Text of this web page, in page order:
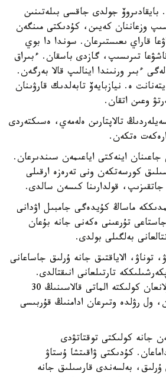
بايقادىروۆ جولدى جاقسى بىلەتىنىن
وزعاننان كەيىن، كۇدىكتى مىنگەن
قاراي ىعىستىرعان. سوندا دا بوي
تىرىسىپ، گازدى باسقان. ءبىراق
ءبىر ورنىندا اينالىپ قالا بەرگەن.
ە. نيازبايەۆ تابەلدىك قارۋىنان
وعىن اتقان.
تالاپتارىن ەلەمەي، ەسىكتەردى
ەتكەن.
جاعىنان اينەكتى اياعىمەن سىندىرعان.
كورسەتكەن ونى تەرەزە ارقىلى
جاتقىزىپ، قولدارىنا كىسەن سالدى.
ماساڭ كۇيدەگى جامبىل اۋدانى
ۇزىناعاش اۋىلىنىڭ 28 جاستاعى تۇرعىنى ەكەنى جانە بۇعان
بەلگىلى بولدى.
توناۋ، الاياقتىق جانە ۇرلىق جاساعانى
تارتىلعانى انىقتالدى.
كۇدىكتىنىڭ قاسىندا ۇرلانعان كولىكتە الماتى قالاسىنىڭ 30
ول رۋلدە وتىرعان ادامنىڭ قۇربىسى
جانە كولىكتى توقتاتۋدى
كۇدىكتى ۋاقىتشا ۇستاۋ
ۇرلىق، بەلسەندى قارسىلىق جانە